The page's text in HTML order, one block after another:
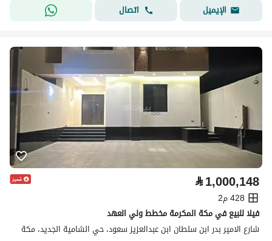
الإيميل
اتصال
⃁1,000,148
428 م2
فيلا للبيع في مكة المكرمة مخطط ولي العهد
شارع الامير بدر ابن سلطان ابن عبدالعزيز سعود، حي الشامية الجديد، مكة